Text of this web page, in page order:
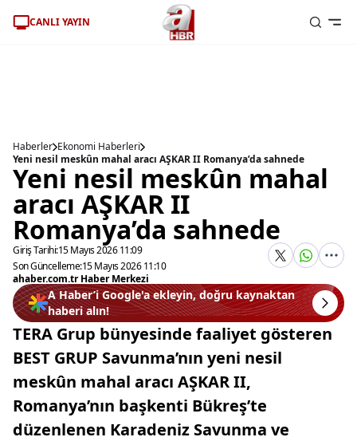
CANLI YAYIN
Haberler Ekonomi Haberleri
Yeni nesil meskûn mahal aracı AŞKAR II Romanya’da sahnede
Yeni nesil meskûn mahal
aracı AŞKAR II
Romanya’da sahnede
Giriş Tarihi:15 Mayıs 2026 11:09
Son Güncelleme:15 Mayıs 2026 11:10
ahaber.com.tr Haber Merkezi
A Haber’i Google'a ekleyin, doğru kaynaktan
haberi alın!
TERA Grup bünyesinde faaliyet gösteren
BEST GRUP Savunma’nın yeni nesil
meskûn mahal aracı AŞKAR II,
Romanya’nın başkenti Bükreş’te
düzenlenen Karadeniz Savunma ve